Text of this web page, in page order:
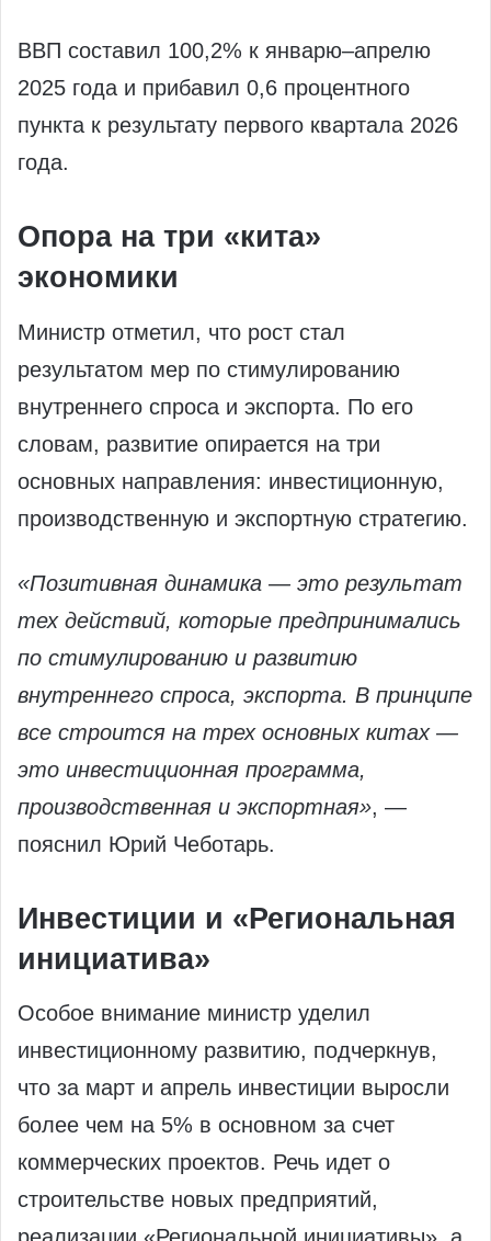
ВВП составил 100,2% к январю–апрелю
2025 года и прибавил 0,6 процентного
пункта к результату первого квартала 2026
года.
Опора на три «кита»
экономики
Министр отметил, что рост стал
результатом мер по стимулированию
внутреннего спроса и экспорта. По его
словам, развитие опирается на три
основных направления: инвестиционную,
производственную и экспортную стратегию.
«Позитивная динамика — это результат
тех действий, которые предпринимались
по стимулированию и развитию
внутреннего спроса, экспорта. В принципе
все строится на трех основных китах —
это инвестиционная программа,
производственная и экспортная», —
пояснил Юрий Чеботарь.
Инвестиции и «Региональная
инициатива»
Особое внимание министр уделил
инвестиционному развитию, подчеркнув,
что за март и апрель инвестиции выросли
более чем на 5% в основном за счет
коммерческих проектов. Речь идет о
строительстве новых предприятий,